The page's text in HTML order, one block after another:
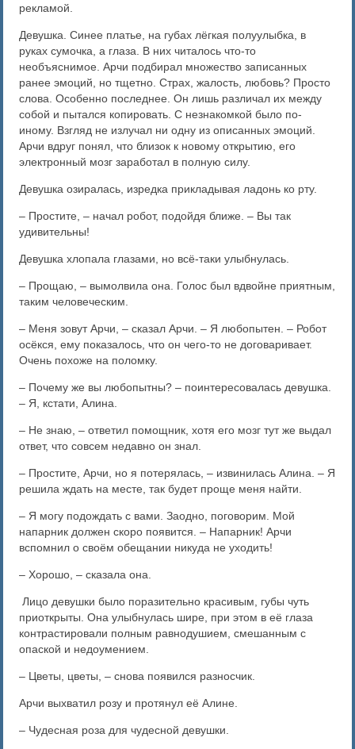
рекламой.
Девушка. Синее платье, на губах лёгкая полуулыбка, в
руках сумочка, а глаза. В них читалось что-то
необъяснимое. Арчи подбирал множество записанных
ранее эмоций, но тщетно. Страх, жалость, любовь? Просто
слова. Особенно последнее. Он лишь различал их между
собой и пытался копировать. С незнакомкой было по-
иному. Взгляд не излучал ни одну из описанных эмоций.
Арчи вдруг понял, что близок к новому открытию, его
электронный мозг заработал в полную силу.
Девушка озиралась, изредка прикладывая ладонь ко рту.
– Простите, – начал робот, подойдя ближе. – Вы так
удивительны!
Девушка хлопала глазами, но всё-таки улыбнулась.
– Прощаю, – вымолвила она. Голос был вдвойне приятным,
таким человеческим.
– Меня зовут Арчи, – сказал Арчи. – Я любопытен. – Робот
осёкся, ему показалось, что он чего-то не договаривает.
Очень похоже на поломку.
– Почему же вы любопытны? – поинтересовалась девушка.
– Я, кстати, Алина.
– Не знаю, – ответил помощник, хотя его мозг тут же выдал
ответ, что совсем недавно он знал.
– Простите, Арчи, но я потерялась, – извинилась Алина. – Я
решила ждать на месте, так будет проще меня найти.
– Я могу подождать с вами. Заодно, поговорим. Мой
напарник должен скоро появится. – Напарник! Арчи
вспомнил о своём обещании никуда не уходить!
– Хорошо, – сказала она.
Лицо девушки было поразительно красивым, губы чуть
приоткрыты. Она улыбнулась шире, при этом в её глаза
контрастировали полным равнодушием, смешанным с
опаской и недоумением.
– Цветы, цветы, – снова появился разносчик.
Арчи выхватил розу и протянул её Алине.
– Чудесная роза для чудесной девушки.